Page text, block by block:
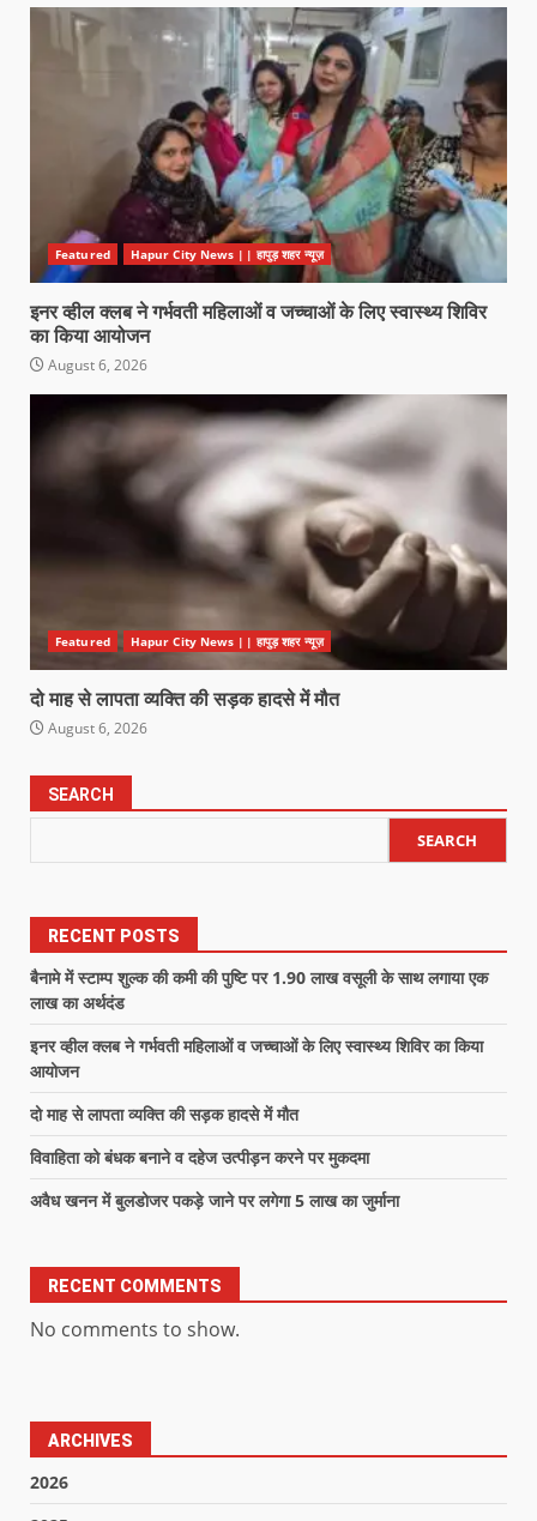
Featured Hapur City News || हापुड़ शहर न्यूज़
इनर व्हील क्लब ने गर्भवती महिलाओं व जच्चाओं के लिए स्वास्थ्य शिविर
का किया आयोजन
August 6, 2026
Featured Hapur City News || हापुड़ शहर न्यूज़
दो माह से लापता व्यक्ति की सड़क हादसे में मौत
August 6, 2026
SEARCH
SEARCH
RECENT POSTS
बैनामे में स्टाम्प शुल्क की कमी की पुष्टि पर 1.90 लाख वसूली के साथ लगाया एक
लाख का अर्थदंड
इनर व्हील क्लब ने गर्भवती महिलाओं व जच्चाओं के लिए स्वास्थ्य शिविर का किया
आयोजन
दो माह से लापता व्यक्ति की सड़क हादसे में मौत
विवाहिता को बंधक बनाने व दहेज उत्पीड़न करने पर मुकदमा
अवैध खनन में बुलडोजर पकड़े जाने पर लगेगा 5 लाख का जुर्माना
RECENT COMMENTS
No comments to show.
ARCHIVES
2026